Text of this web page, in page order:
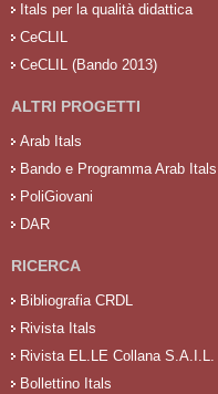
Itals per la qualità didattica
CeCLIL
CeCLIL (Bando 2013)
ALTRI PROGETTI
Arab Itals
Bando e Programma Arab Itals
PoliGiovani
DAR
RICERCA
Bibliografia CRDL
Rivista Itals
Rivista EL.LE Collana S.A.I.L.
Bollettino Itals